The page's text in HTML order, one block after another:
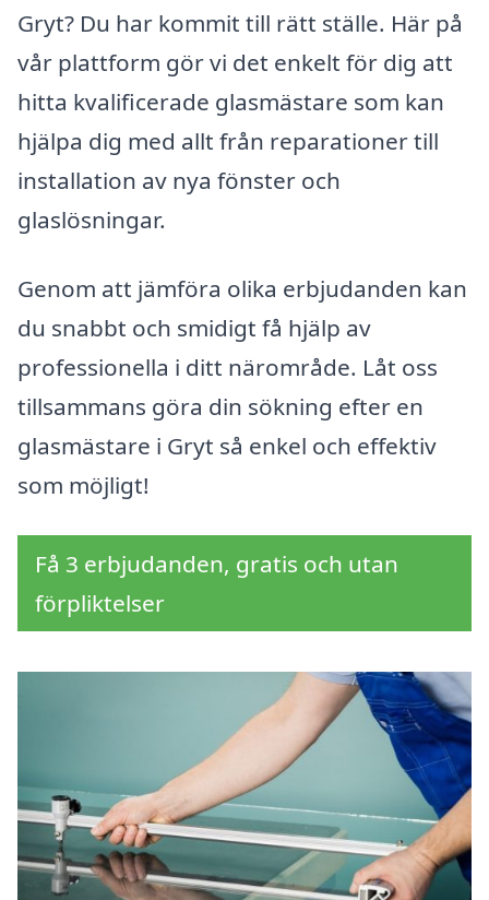
Gryt? Du har kommit till rätt ställe. Här på
vår plattform gör vi det enkelt för dig att
hitta kvalificerade glasmästare som kan
hjälpa dig med allt från reparationer till
installation av nya fönster och
glaslösningar.
Genom att jämföra olika erbjudanden kan
du snabbt och smidigt få hjälp av
professionella i ditt närområde. Låt oss
tillsammans göra din sökning efter en
glasmästare i Gryt så enkel och effektiv
som möjligt!
Få 3 erbjudanden, gratis och utan
förpliktelser